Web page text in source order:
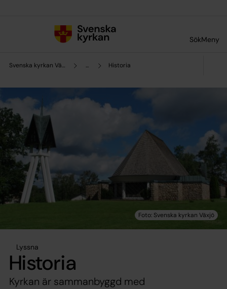
SökMeny
Svenska kyrkan Växjö ... Historia
Lyssna
Historia
Kyrkan är sammanbyggd med